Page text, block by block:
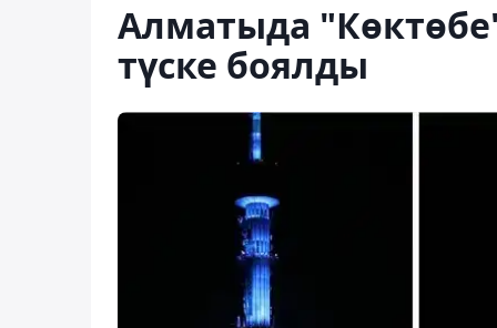
Алматыда
түске боялды